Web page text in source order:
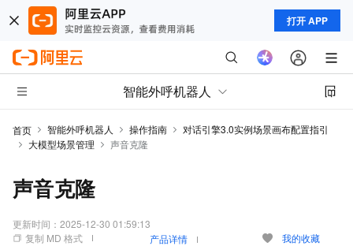
打开 APP
智能外呼机器人
首页 智能外呼机器人 操作指南
对话引擎3.0实例场景画布配置指引
大模型场景管理
声音克隆
声音克隆
更新时间： 2025-12-30 01:59:13
复制 MD 格式
产品详情 我的收藏